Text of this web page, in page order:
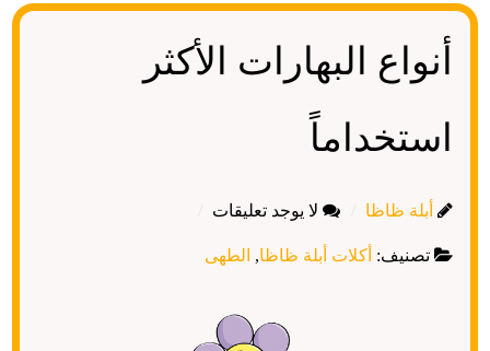
أنواع البهارات الأكثر
استخداماً
أبلة ظاظا لا يوجد تعليقات
تصنيف: أكلات أبلة ظاظا, الطهى